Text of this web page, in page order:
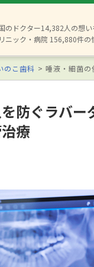
のドクター14,382人の想い
ニック・病院 156,880件の
のこ歯科 唾液・細菌
防ぐラバー
療